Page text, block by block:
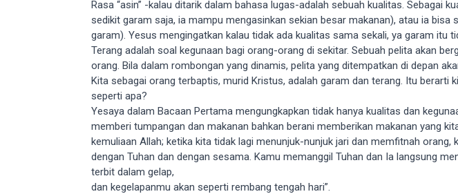
Rasa “asin” -kalau ditarik dalam bahasa lugas-adalah sebuah kualitas. Sebagai
sedikit garam saja, ia mampu mengasinkan sekian besar makanan), atau ia
garam). Yesus mengingatkan kalau tidak ada kualitas sama sekali, ya garam itu
Terang adalah soal kegunaan bagi orang-orang di sekitar. Sebuah pelita akan
orang. Bila dalam rombongan yang dinamis, pelita yang ditempatkan di depan
Kita sebagai orang terbaptis, murid Kristus, adalah garam dan terang. Itu
seperti apa?
Yesaya dalam Bacaan Pertama mengungkapkan tidak hanya kualitas dan
memberi tumpangan dan makanan bahkan berani memberikan makanan yang
kemuliaan Allah; ketika kita tidak lagi menunjuk-nunjuk jari dan memfitnah
dengan Tuhan dan dengan sesama. Kamu memanggil Tuhan dan Ia langsung
terbit dalam gelap,
dan kegelapanmu akan seperti rembang tengah hari”.